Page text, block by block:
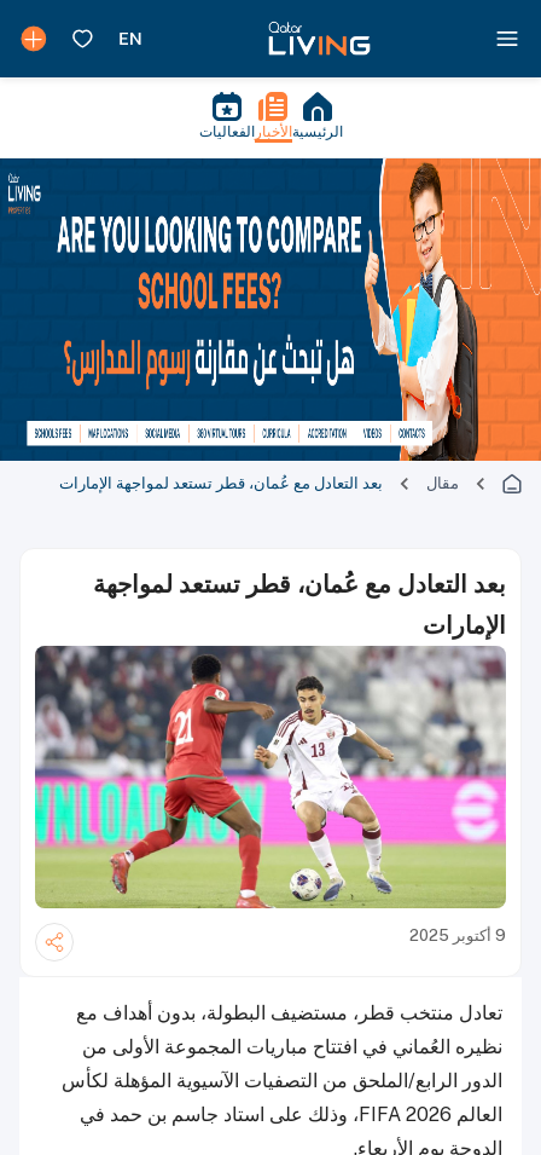
الرئيسية الأخبار الفعاليات
مقال بعد التعادل مع عُمان، قطر تستعد لمواجهة الإمارات
بعد التعادل مع عُمان، قطر تستعد لمواجهة
الإمارات
9 أكتوبر 2025
تعادل منتخب قطر، مستضيف البطولة، بدون أهداف مع
نظيره العُماني في افتتاح مباريات المجموعة الأولى من
الدور الرابع/الملحق من التصفيات الآسيوية المؤهلة لكأس
العالم FIFA 2026، وذلك على استاد جاسم بن حمد في
الدوحة يوم الأربعاء.